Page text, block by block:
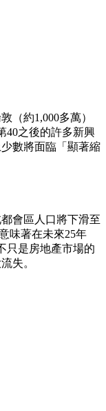
（約1,000多萬）
40之後的許多新興
數將面臨「顯著縮
會區人口將下滑至
味著在未來25年
只是房地產市場的
失。